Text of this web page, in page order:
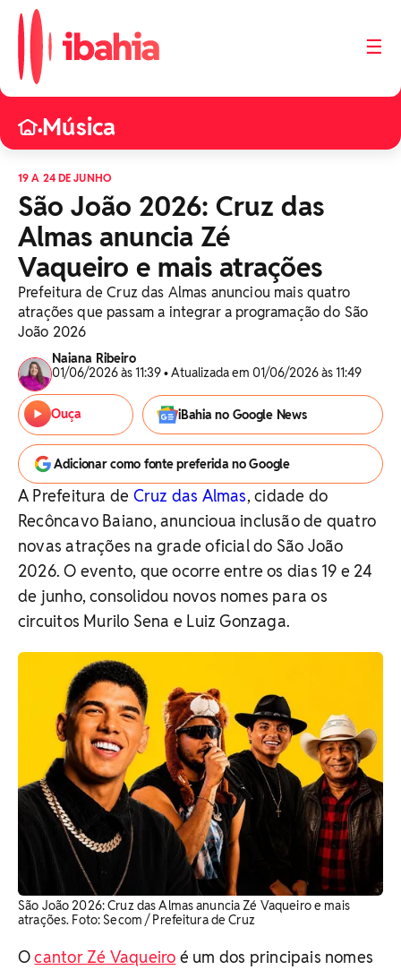
☰
•Música
19 A 24 DE JUNHO
São João 2026: Cruz das
Almas anuncia Zé
Vaqueiro e mais atrações
Prefeitura de Cruz das Almas anunciou mais quatro
atrações que passam a integrar a programação do São
João 2026
Naiana Ribeiro
01/06/2026 às 11:39 • Atualizada em 01/06/2026 às 11:49
Ouça iBahia no Google News
Adicionar como fonte preferida no Google
A Prefeitura de Cruz das Almas, cidade do
Recôncavo Baiano, anuncioua inclusão de quatro
novas atrações na grade oficial do São João
2026. O evento, que ocorre entre os dias 19 e 24
de junho, consolidou novos nomes para os
circuitos Murilo Sena e Luiz Gonzaga.
São João 2026: Cruz das Almas anuncia Zé Vaqueiro e mais
atrações. Foto: Secom / Prefeitura de Cruz
Ocantor Zé Vaqueiro é um dos principais nomes